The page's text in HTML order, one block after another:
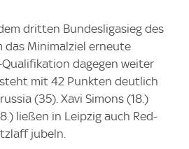
dritten Bundesligasieg des
das Minimalziel erneute
dagegen weiter
mit 42 Punkten deutlich
(35). Xavi Simons (18.)
ließen in Leipzig auch Red-
jubeln.